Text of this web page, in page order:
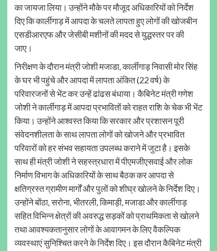
का जायजा लिया। उन्होंने मौके पर मौजूद अधिकारियों को निर्देश
दिए कि कार्लीगाड़ में आपदा के चलते लापता हुए लोगों की खोजबीन
एसडीआरएफ और जेसीबी मशीनों की मदद से युद्धस्तर पर की
जाए।
निरीक्षण के दौरान मंत्री जोशी मजाडा, कार्लीगाड़ निवासी मोर सिंह
के घर भी पहुंचे और आपदा में लापता अंकित (22 वर्ष) के
परिवारजनों से भेंट कर उन्हें ढांढस बंधाया। कैबिनेट मंत्री गणेश
जोशी ने कार्लीगाड़ में आपदा प्रभावितों को राहत राशि के चेक भी भेंट
किया। उन्होंने आश्वस्त किया कि सरकार और प्रशासन पूरी
संवेदनशीलता के साथ लापता लोगों को खोजने और प्रभावित
परिवारों को हर संभव सहायता उपलब्ध कराने में जुटा है। इसके
साथ ही मंत्री जोशी ने सहस्त्रधारा में पीएमजीएसवाई और लोक
निर्माण विभाग के अधिकारियों के साथ बैठक कर आपदा से
क्षतिग्रस्त ग्रामीण मार्गों और पुलों को शीघ्र खोलने के निर्देश दिए।
उन्होंने बोंठा, सरोना, भीतरली, किमाड़ी, मजाडा और कार्लीगाड़
सहित विभिन्न क्षेत्रों की अवरुद्ध सड़कों को प्राथमिकता से खोलने
तथा आवश्यकतानुसार लोगों के आवागमन के लिए वैकल्पिक
व्यवस्थाएं सुनिश्चित करने के निर्देश दिए। इस दौरान कैबिनेट मंत्री